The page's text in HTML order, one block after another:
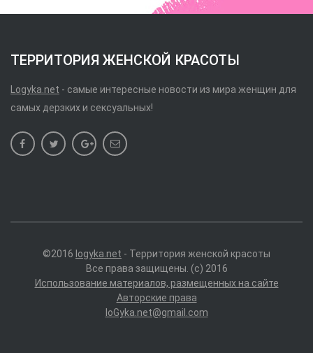
ТЕРРИТОРИЯ ЖЕНСКОЙ КРАСОТЫ
Logyka.net - самые интересные новости из мира женщин для
самых дерзких и сексуальных!
©2016 logyka.net - Территория женской красоты
Все права защищены. (c) 2016
Использование материалов, размещенных на сайте
Авторские права
loGyka.net@gmail.com